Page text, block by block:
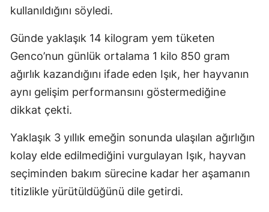
kullanıldığını söyledi.
Günde yaklaşık 14 kilogram yem tüketen
Genco’nun günlük ortalama 1 kilo 850 gram
ağırlık kazandığını ifade eden Işık, her hayvanın
aynı gelişim performansını göstermediğine
dikkat çekti.
Yaklaşık 3 yıllık emeğin sonunda ulaşılan ağırlığın
kolay elde edilmediğini vurgulayan Işık, hayvan
seçiminden bakım sürecine kadar her aşamanın
titizlikle yürütüldüğünü dile getirdi.